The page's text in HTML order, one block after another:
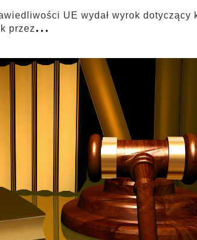
UE wydał wyrok dotyczący
przez...